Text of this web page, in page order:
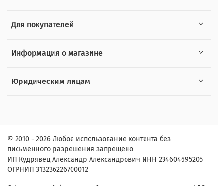
Для покупателей
Информация о магазине
Юридическим лицам
© 2010 - 2026 Любое использование контента без
письменного разрешения запрещено
ИП Кудрявец Александр Александрович ИНН 234604695205
ОГРНИП 313236226700012